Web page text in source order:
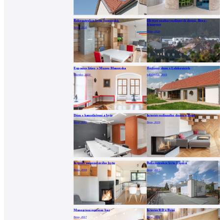
Rekonstrukce bytu Šumavská
Brno, 2020
Obytný soubor rodinných domů, Brno -
Ivanovice
Brno, 2020
Expozice litiny v Muzeu Blanenska
Blansko, 2019
Rodinný dům v Lelekovicích
Lelekovice, 2019
Dům s kancelářemi a byty
Brno, 2019
Interiér rodinného domu v Brně
Brno, 2019
Interiér mezonetového bytu
Brno, 2018
Rekonstrukce bytu Lipová
Brno, 2017
Monogram espresso bar
Brno, 2017
Interiér RD v Brně
Brno, 2016